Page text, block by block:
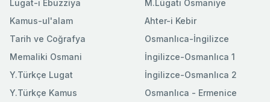
Lugat-ı Ebuzziya
M.Lügatı Osmaniye
Kamus-ul'alam
Tarih ve Coğrafya
Memaliki Osmani
Y.Türkçe Lugat
Y.Türkçe Kamus
Ahter-i Kebir
Osmanlıca-İngilizce
İngilizce-Osmanlıca 1
İngilizce-Osmanlıca 2
Osmanlıca - Ermenice